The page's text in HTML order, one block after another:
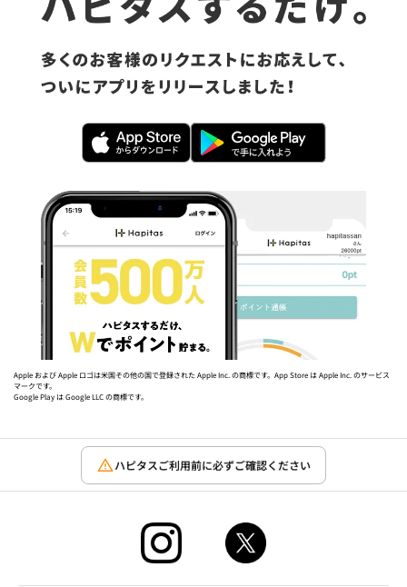
Apple および Apple ロゴは米国その他の国で登録された Apple Inc. の商標です。App Store は Apple Inc. のサービス
マークです。
Google Play は Google LLC の商標です。
ハピタスご利用前に必ずご確認ください